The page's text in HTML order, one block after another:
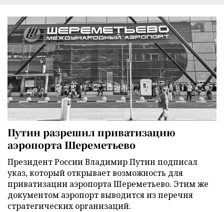
Путин разрешил приватизацию
аэропорта Шереметьево
Президент России Владимир Путин подписал
указ, который открывает возможность для
приватизации аэропорта Шереметьево. Этим же
документом аэропорт выводится из перечня
стратегических организаций.